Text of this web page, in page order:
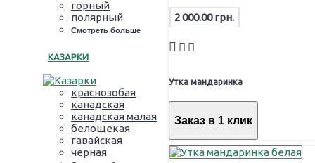
горный
полярный
Смотреть больше
КАЗАРКИ
краснозобая
канадская
канадская малая
белощекая
гавайская
черная
2 000.00 грн.
Утка мандаринка
Заказ в 1 клик